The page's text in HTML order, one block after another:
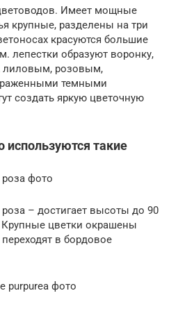
Имеет мощные
крупные, разделены на три
красуются большие
лепестки образуют воронку,
лиловым, розовым,
темными
создать яркую цветочную
такие
фото
– достигает высоты до 90
цветки окрашены
в бордовое
purpurea фото